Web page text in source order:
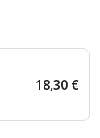
18,30 €